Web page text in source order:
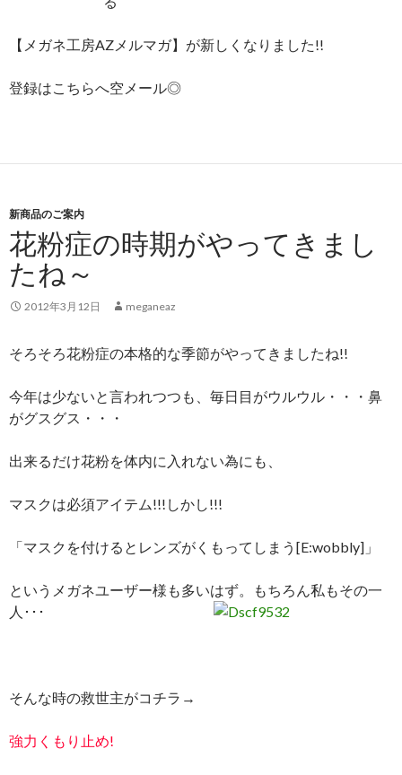
【メガネ工房AZメルマガ】が新しくなりました!!
登録はこちらへ空メール◎
新商品のご案内
花粉症の時期がやってきまし
たね～
2012年3月12日 meganeaz
そろそろ花粉症の本格的な季節がやってきましたね!!
今年は少ないと言われつつも、毎日目がウルウル・・・鼻
がグスグス・・・
出来るだけ花粉を体内に入れない為にも、
マスクは必須アイテム!!!しかし!!!
「マスクを付けるとレンズがくもってしまう[E:wobbly]」
というメガネユーザー様も多いはず。もちろん私もその一
人･･･
そんな時の救世主がコチラ→
強力くもり止め!